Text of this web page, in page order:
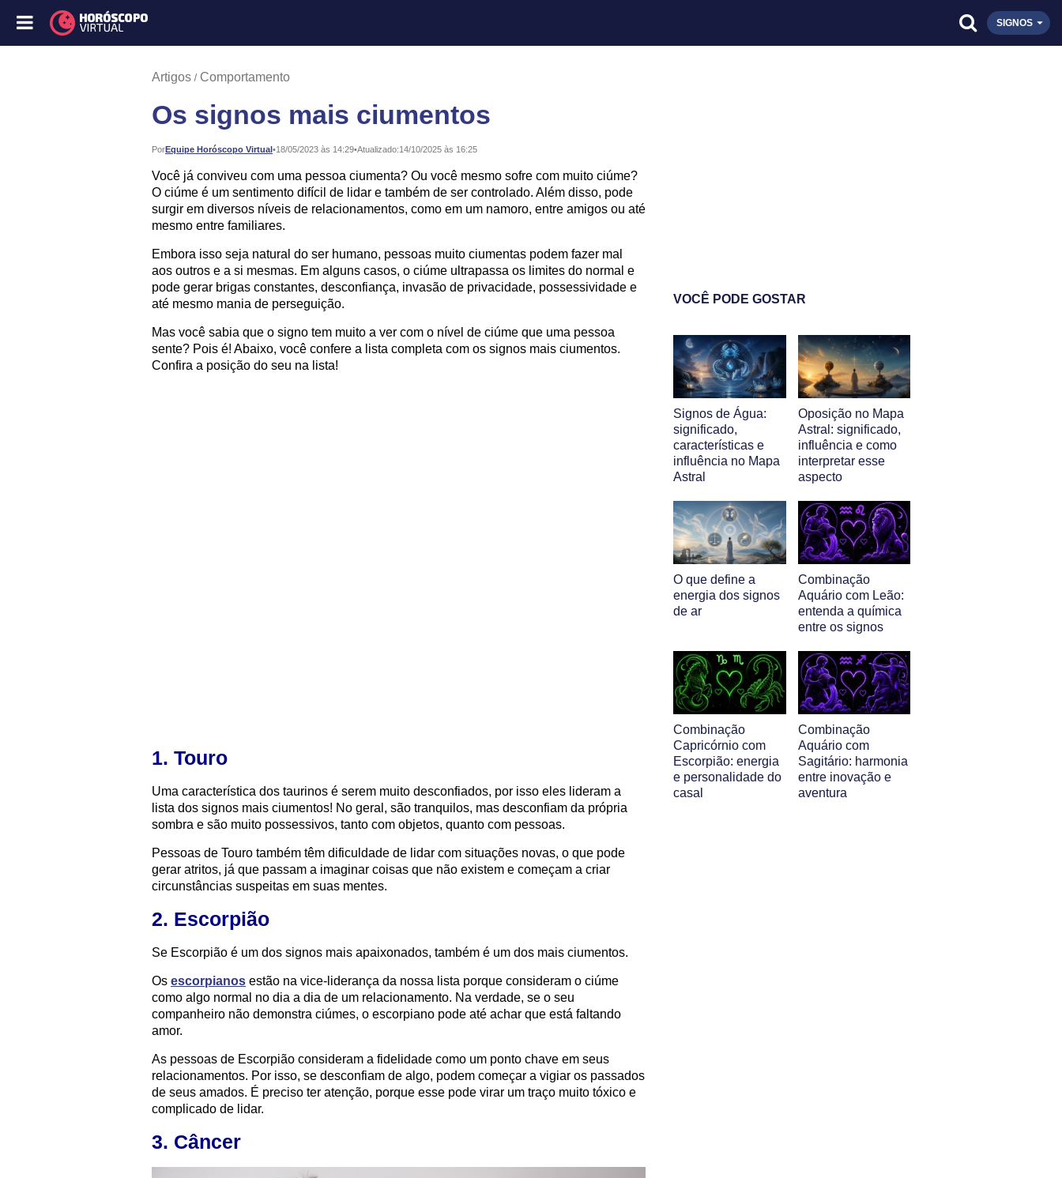
SIGNOS
Artigos Comportamento
Os signos mais ciumentos
PorEquipe Horóscopo Virtual•
Publicado: 18/05/2023 às 14:29•Atualizado:14/10/2025 às 16:25
Você já conviveu com uma pessoa ciumenta? Ou você mesmo sofre com muito ciúme?
O ciúme é um sentimento difícil de lidar e também de ser controlado. Além disso, pode
surgir em diversos níveis de relacionamentos, como em um namoro, entre amigos ou até
mesmo entre familiares.
Embora isso seja natural do ser humano, pessoas muito ciumentas podem fazer mal
aos outros e a si mesmas. Em alguns casos, o ciúme ultrapassa os limites do normal e
pode gerar brigas constantes, desconfiança, invasão de privacidade, possessividade e
até mesmo mania de perseguição.
Mas você sabia que o signo tem muito a ver com o nível de ciúme que uma pessoa
sente? Pois é! Abaixo, você confere a lista completa com os signos mais ciumentos.
Confira a posição do seu na lista!
1. Touro
Uma característica dos taurinos é serem muito desconfiados, por isso eles lideram a
lista dos signos mais ciumentos! No geral, são tranquilos, mas desconfiam da própria
sombra e são muito possessivos, tanto com objetos, quanto com pessoas.
Pessoas de Touro também têm dificuldade de lidar com situações novas, o que pode
gerar atritos, já que passam a imaginar coisas que não existem e começam a criar
circunstâncias suspeitas em suas mentes.
2. Escorpião
Se Escorpião é um dos signos mais apaixonados, também é um dos mais ciumentos.
Os escorpianos estão na vice-liderança da nossa lista porque consideram o ciúme
como algo normal no dia a dia de um relacionamento. Na verdade, se o seu
companheiro não demonstra ciúmes, o escorpiano pode até achar que está faltando
amor.
As pessoas de Escorpião consideram a fidelidade como um ponto chave em seus
relacionamentos. Por isso, se desconfiam de algo, podem começar a vigiar os passados
de seus amados. É preciso ter atenção, porque esse pode virar um traço muito tóxico e
complicado de lidar.
3. Câncer
VOCÊ PODE GOSTAR
Signos de Água:
significado,
características e
influência no Mapa
Astral
Oposição no Mapa
Astral: significado,
influência e como
interpretar esse
aspecto
O que define a
energia dos signos
de ar
Combinação
Aquário com Leão:
entenda a química
entre os signos
Combinação
Capricórnio com
Escorpião: energia
e personalidade do
casal
Combinação
Aquário com
Sagitário: harmonia
entre inovação e
aventura